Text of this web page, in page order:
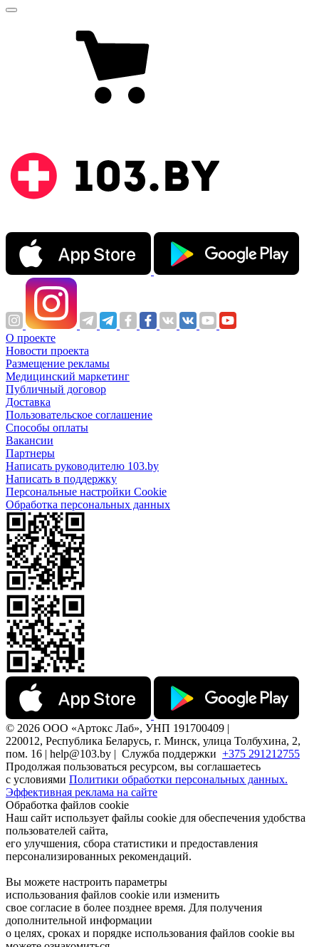
О проекте
Новости проекта
Размещение рекламы
Медицинский маркетинг
Публичный договор
Доставка
Пользовательское соглашение
Способы оплаты
Вакансии
Партнеры
Написать руководителю 103.by
Написать в поддержку
Персональные настройки Cookie
Обработка персональных данных
© 2026 ООО «Артокс Лаб», УНП 191700409 |
220012, Республика Беларусь, г. Минск, улица Толбухина, 2,
пом. 16 | help@103.by | Служба поддержки +375 291212755
Продолжая пользоваться ресурсом, вы соглашаетесь
с условиями Политики обработки персональных данных.
Эффективная реклама на сайте
Обработка файлов cookie
Наш сайт использует файлы cookie для обеспечения удобства
пользователей сайта,
его улучшения, сбора статистики и предоставления
персонализированных рекомендаций.
Вы можете настроить параметры
использования файлов cookie или изменить
свое согласие в более позднее время. Для получения
дополнительной информации
о целях, сроках и порядке использования файлов cookie вы